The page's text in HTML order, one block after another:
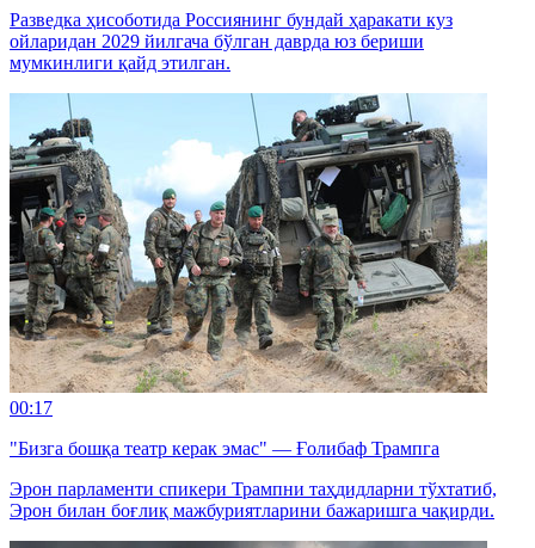
Разведка ҳисоботида Россиянинг бундай ҳаракати куз
ойларидан 2029 йилгача бўлган даврда юз бериши
мумкинлиги қайд этилган.
00:17
"Бизга бошқа театр керак эмас" — Ғолибаф Трампга
Эрон парламенти спикери Трампни таҳдидларни тўхтатиб,
Эрон билан боғлиқ мажбуриятларини бажаришга чақирди.